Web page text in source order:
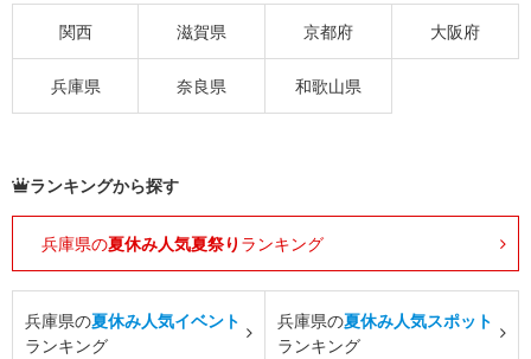
関西 滋賀県 京都府 大阪府
兵庫県 奈良県 和歌山県
ランキングから探す
兵庫県の夏休み人気夏祭り ランキング
兵庫県の夏休み人気イベント
ランキング
兵庫県の夏休み人気スポット
ランキング